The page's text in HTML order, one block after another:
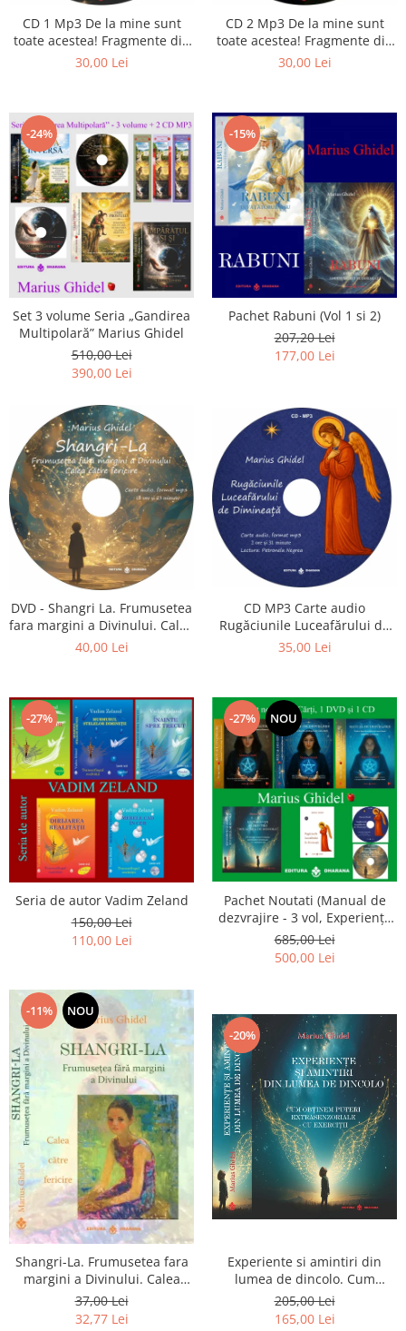
Literatura
Psihologie
Stiinta
CD 1 Mp3 De la mine sunt
toate acestea! Fragmente din
cărțile lui Marius Ghidel
30,00 Lei
CD 2 Mp3 De la mine sunt
toate acestea! Fragmente din
cărțile lui Marius Ghidel
30,00 Lei
-24%
Set 3 volume Seria „Gandirea
Multipolară” Marius Ghidel
510,00 Lei
390,00 Lei
-15%
Pachet Rabuni (Vol 1 si 2)
207,20 Lei
177,00 Lei
DVD - Shangri La. Frumusetea
fara margini a Divinului. Calea
catre fericire
40,00 Lei
CD MP3 Carte audio
Rugăciunile Luceafărului de
dimineață
35,00 Lei
-27%
Seria de autor Vadim Zeland
150,00 Lei
110,00 Lei
-27% NOU
Pachet Noutati (Manual de
dezvrajire - 3 vol, Experiențe
și amintiri, Rugăciunile
Luceafarului de dimineata) -
Marius Ghidel
685,00 Lei
500,00 Lei
-11% NOU
Shangri-La. Frumusetea fara
margini a Divinului. Calea
catre fericire
37,00 Lei
32,77 Lei
-20%
Experiente si amintiri din
lumea de dincolo. Cum
obtinem puteri
extrasenzoriale - cu exercitii
205,00 Lei
165,00 Lei